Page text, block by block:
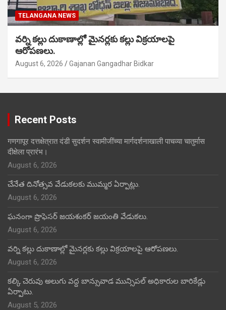
TELANGANA NEWS
వర్ని కల్లు దుకాణాల్లో మైనర్లకు కల్లు విక్రయాలపై
ఆరోపణలు.
August 6, 2026 Gajanan Gangadhar Bidkar
Recent Posts
गणगापूर दत्तक्षेत्रात दंडी सुदर्शन स्वामीजींच्या मार्गदर्शनाखाली पाचव्या चातुर्मास
दीक्षेला प्रारंभ।
August 6, 2026
చేనేత దినోత్సవ వేడుకలకు ముమ్మర ఏర్పాట్లు.
August 6, 2026
ఘనంగా ప్రొఫెసర్ జయశంకర్ జయంతి వేడుకలు.
August 6, 2026
వర్ని కల్లు దుకాణాల్లో మైనర్లకు కల్లు విక్రయాలపై ఆరోపణలు.
August 6, 2026
కల్కి చెరువు అలుగు వద్ద బాన్సువాడ మున్సిపల్ అధికారుల బారికేడ్లు
ఏర్పాటు.
August 5, 2026